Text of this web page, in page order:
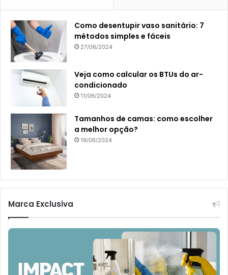
Como desentupir vaso sanitário: 7
métodos simples e fáceis
27/06/2024
Veja como calcular os BTUs do ar-
condicionado
11/06/2024
Tamanhos de camas: como escolher
a melhor opção?
19/06/2024
Marca Exclusiva